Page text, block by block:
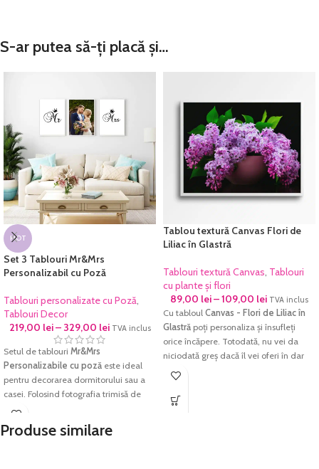
S-ar putea să-ți placă și…
HOT
Set 3 Tablouri Mr&Mrs
Personalizabil cu Poză
Tablouri personalizate cu Poză,
Tablouri Decor
219,00 lei– 329,00 lei TVA inclus
Setul de tablouri Mr&Mrs
Personalizabile cu poză este ideal
pentru decorarea dormitorului sau a
casei. Folosind fotografia trimisă de
tine vom aduce la viață cele mai
frumoase amintiri înrămate.
Tablou textură Canvas Flori de
Liliac în Glastră
Tablouri textură Canvas, Tablouri
cu plante și flori
89,00 lei–109,00 lei TVA inclus
Cu tabloul Canvas - Flori de Liliac în
Glastră poți personaliza și însufleți
orice încăpere. Totodată, nu vei da
niciodată greș dacă îl vei oferi în dar
unei persoane dragi.
Canvas, Ultra Premium
Produse similare